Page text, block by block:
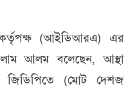
কর্তৃপক্ষ (আইডিআরএ) এর
আলম বলেছেন, আস্থা
জিডিপিতে (মোট দেশজ